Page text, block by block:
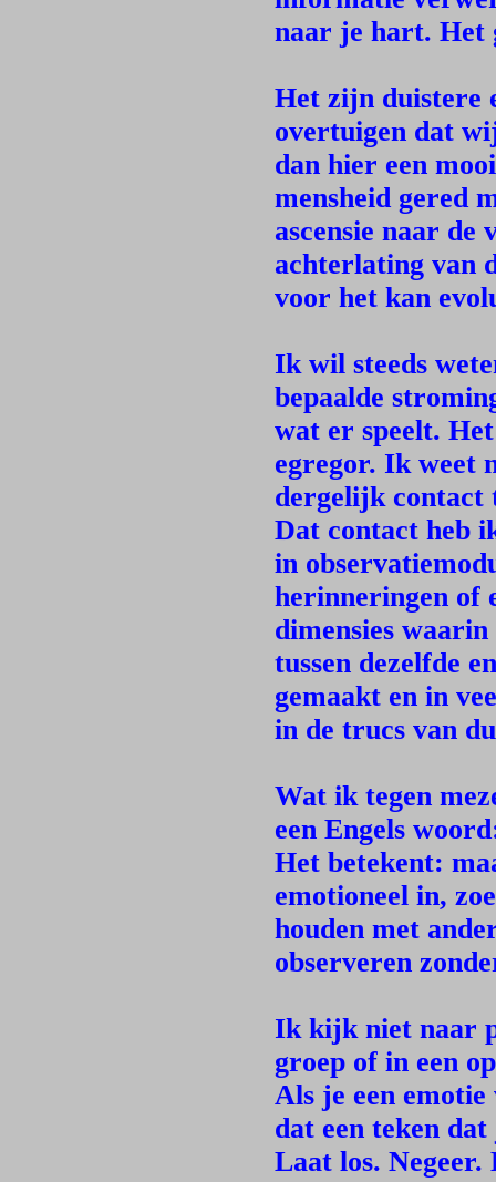
naar je hart. Het
Het zijn duistere
overtuigen dat
dan hier een
mensheid gered
ascensie naar de
achterlating van
voor het kan
Ik wil steeds
bepaalde
wat er speelt.
egregor. Ik weet
dergelijk contact
Dat contact heb
in
herinneringen of
dimensies
tussen dezelfde
gemaakt en in
in de trucs van
Wat ik tegen
een Engels
Het betekent:
emotioneel in,
houden met
observeren
Ik kijk niet naar
groep of in een
Als je een
dat een teken
Laat los. Negeer.